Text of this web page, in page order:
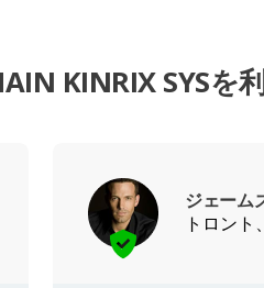
KINRIX SYSを
ジェーム
トロント